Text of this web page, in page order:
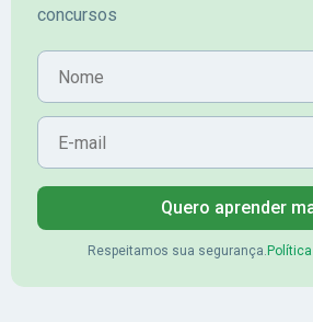
concursos
Nome
E-mail
Quero aprender
Respeitamos sua segurança.